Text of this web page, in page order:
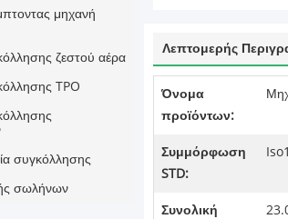
μηχανή
ζεστού αέρα
TPO
συγκόλλησης
σωλήνων
Λεπτομερής
Όνομα
προϊόντων:
Συμμόρφωση
STD:
Συνολική